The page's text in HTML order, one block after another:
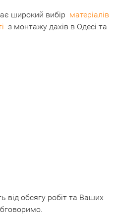
широкий вибір матеріалів
з монтажу дахів в Одесі та
від обсягу робіт та Ваших